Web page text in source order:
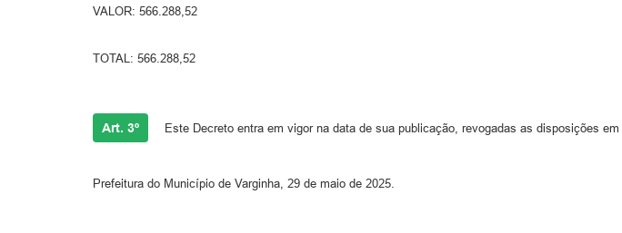
VALOR: 566.288,52
TOTAL: 566.288,52
Art. 3º Este Decreto entra em vigor na data de sua publicação, revogadas as disposições em
Prefeitura do Município de Varginha, 29 de maio de 2025.